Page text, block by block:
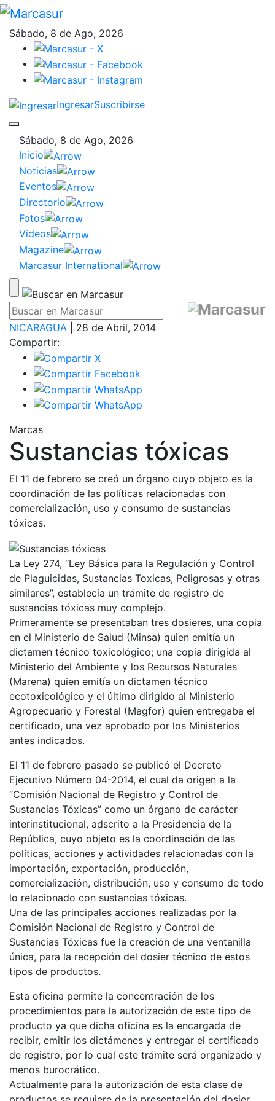
Sábado, 8 de Ago, 2026
IngresarSuscribirse
Sábado, 8 de Ago, 2026
Inicio
Noticias
Eventos
Directorio
Fotos
Videos
Magazine
Marcasur International
NICARAGUA | 28 de Abril, 2014
Compartir:
Marcas
Sustancias tóxicas
El 11 de febrero se creó un órgano cuyo objeto es la
coordinación de las políticas relacionadas con
comercialización, uso y consumo de sustancias
tóxicas.
La Ley 274, “Ley Básica para la Regulación y Control
de Plaguicidas, Sustancias Toxicas, Peligrosas y otras
similares”, establecía un trámite de registro de
sustancias tóxicas muy complejo.
Primeramente se presentaban tres dosieres, una copia
en el Ministerio de Salud (Minsa) quien emitía un
dictamen técnico toxicológico; una copia dirigida al
Ministerio del Ambiente y los Recursos Naturales
(Marena) quien emitía un dictamen técnico
ecotoxicológico y el último dirigido al Ministerio
Agropecuario y Forestal (Magfor) quien entregaba el
certificado, una vez aprobado por los Ministerios
antes indicados.
El 11 de febrero pasado se publicó el Decreto
Ejecutivo Número 04-2014, el cual da origen a la
“Comisión Nacional de Registro y Control de
Sustancias Tóxicas” como un órgano de carácter
interinstitucional, adscrito a la Presidencia de la
República, cuyo objeto es la coordinación de las
políticas, acciones y actividades relacionadas con la
importación, exportación, producción,
comercialización, distribución, uso y consumo de todo
lo relacionado con sustancias tóxicas.
Una de las principales acciones realizadas por la
Comisión Nacional de Registro y Control de
Sustancias Tóxicas fue la creación de una ventanilla
única, para la recepción del dosier técnico de estos
tipos de productos.
Esta oficina permite la concentración de los
procedimientos para la autorización de este tipo de
producto ya que dicha oficina es la encargada de
recibir, emitir los dictámenes y entregar el certificado
de registro, por lo cual este trámite será organizado y
menos burocrático.
Actualmente para la autorización de esta clase de